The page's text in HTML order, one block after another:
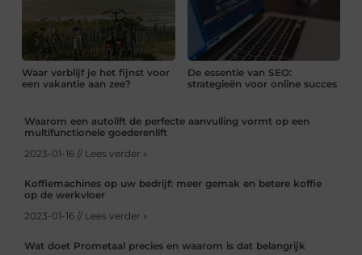
Waar verblijf je het fijnst voor
een vakantie aan zee?
De essentie van SEO:
strategieën voor online succes
Waarom een autolift de perfecte aanvulling vormt op een
multifunctionele goederenlift
2023-01-16 // Lees verder »
Koffiemachines op uw bedrijf: meer gemak en betere koffie
op de werkvloer
2023-01-16 // Lees verder »
Wat doet Prometaal precies en waarom is dat belangrijk